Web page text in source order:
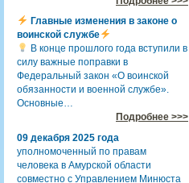
Главные изменения в законе о
воинской службе
В конце прошлого года вступили в
силу важные поправки в
Федеральный закон «О воинской
обязанности и военной службе».
Основные…
Подробнее >>>
09 декабря 2025 года
уполномоченный по правам
человека в Амурской области
совместно с Управлением Минюста